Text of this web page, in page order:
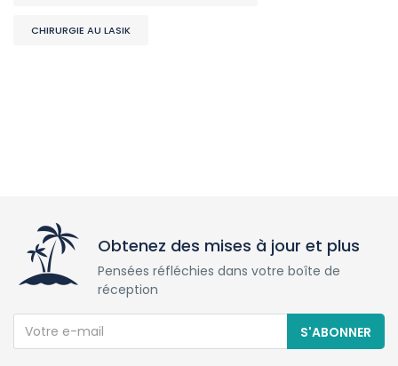
CHIRURGIE AU LASIK
Obtenez des mises à jour et plus
Pensées réfléchies dans votre boîte de
réception
S'ABONNER